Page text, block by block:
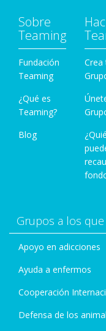
Sobre
Teaming
Fundación
Teaming
¿Qué es
Teaming?
Blog
Crea
Grupos a los
Apoyo en adicciones
Ayuda a enfermos
Cooperación
Defensa de los